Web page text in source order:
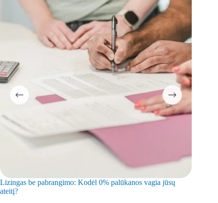
Lizingas be pabrangimo: Kodėl 0% palūkanos vagia jūsų
ateitį?